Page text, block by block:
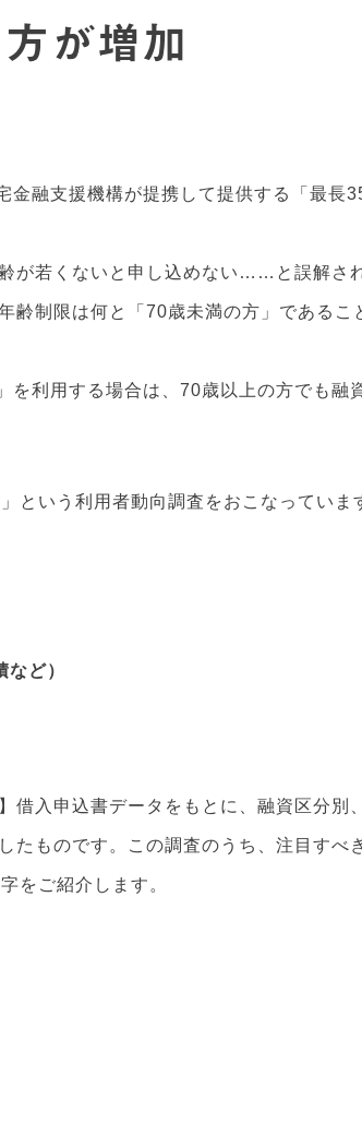
が増加
金融支援機構が提携して提供する「最長
が若くないと申し込めない……と誤解さ
齢制限は何と「70歳未満の方」であるこ
を利用する場合は、70歳以上の方でも融
という利用者動向調査をおこなっていま
ど）
借入申込書データをもとに、融資区分別
たものです。この調査のうち、注目すべ
をご紹介します。